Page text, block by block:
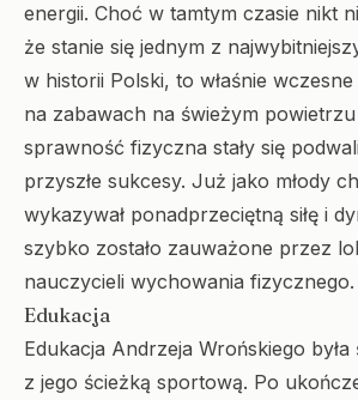
energii. Choć w tamtym czasie nikt
że stanie się jednym z
w historii Polski, to właśnie
na zabawach na świeżym
sprawność fizyczna stały się
przyszłe sukcesy. Już jako młody
wykazywał ponadprzeciętną siłę i
szybko zostało zauważone przez
nauczycieli wychowania fizycznego.
Edukacja
Edukacja Andrzeja Wrońskiego
z jego ścieżką sportową. Po